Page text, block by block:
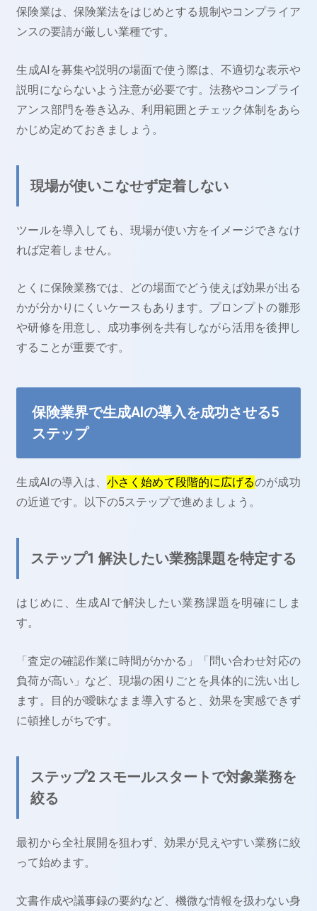
保険業は、保険業法をはじめとする規制やコンプライア
ンスの要請が厳しい業種です。
生成AIを募集や説明の場面で使う際は、不適切な表示や
説明にならないよう注意が必要です。法務やコンプライ
アンス部門を巻き込み、利用範囲とチェック体制をあら
かじめ定めておきましょう。
現場が使いこなせず定着しない
ツールを導入しても、現場が使い方をイメージできなけ
れば定着しません。
とくに保険業務では、どの場面でどう使えば効果が出る
かが分かりにくいケースもあります。プロンプトの雛形
や研修を用意し、成功事例を共有しながら活用を後押し
することが重要です。
保険業界で生成AIの導入を成功させる5
ステップ
生成AIの導入は、小さく始めて段階的に広げるのが成功
の近道です。以下の5ステップで進めましょう。
ステップ1 解決したい業務課題を特定する
はじめに、生成AIで解決したい業務課題を明確にしま
す。
「査定の確認作業に時間がかかる」「問い合わせ対応の
負荷が高い」など、現場の困りごとを具体的に洗い出し
ます。目的が曖昧なまま導入すると、効果を実感できず
に頓挫しがちです。
ステップ2 スモールスタートで対象業務を
絞る
最初から全社展開を狙わず、効果が見えやすい業務に絞
って始めます。
文書作成や議事録の要約など、機微な情報を扱わない身